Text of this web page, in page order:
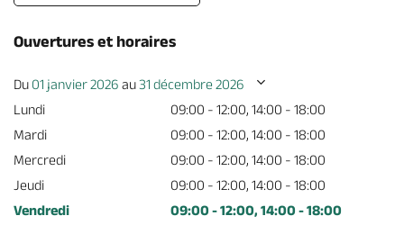
Ouvertures et horaires
Du 01 janvier 2026 au31 décembre 2026
Lundi
09:00 - 12:00, 14:00 - 18:00
Mardi
09:00 - 12:00, 14:00 - 18:00
Mercredi
09:00 - 12:00, 14:00 - 18:00
Jeudi
09:00 - 12:00, 14:00 - 18:00
Vendredi
09:00 - 12:00, 14:00 - 18:00